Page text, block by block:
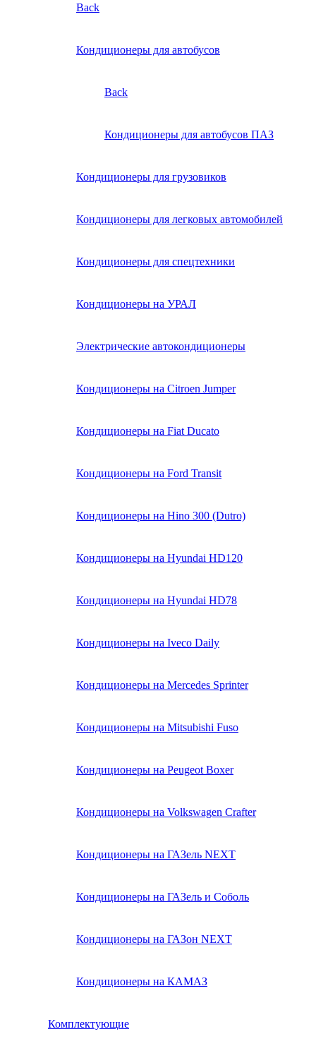
Back
Кондиционеры для автобусов
Back
Кондиционеры для автобусов ПАЗ
Кондиционеры для грузовиков
Кондиционеры для легковых автомобилей
Кондиционеры для спецтехники
Кондиционеры на УРАЛ
Электрические автокондиционеры
Кондиционеры на Citroen Jumper
Кондиционеры на Fiat Ducato
Кондиционеры на Ford Transit
Кондиционеры на Hino 300 (Dutro)
Кондиционеры на Hyundai HD120
Кондиционеры на Hyundai HD78
Кондиционеры на Iveco Daily
Кондиционеры на Mercedes Sprinter
Кондиционеры на Mitsubishi Fuso
Кондиционеры на Peugeot Boxer
Кондиционеры на Volkswagen Crafter
Кондиционеры на ГАЗель NEXT
Кондиционеры на ГАЗель и Соболь
Кондиционеры на ГАЗон NEXT
Кондиционеры на КАМАЗ
Комплектующие